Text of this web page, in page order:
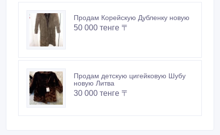
Продам Корейскую Дубленку новую
50 000 тенге 〒
Продам детскую цигейковую Шубу
новую Литва
30 000 тенге 〒